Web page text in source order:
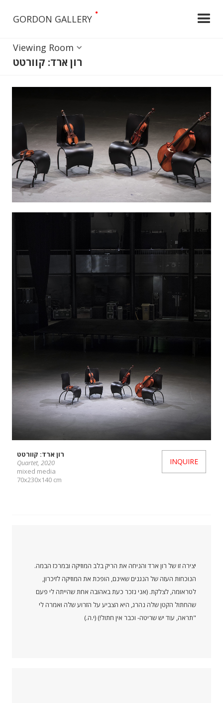
GORDON GALLERY
•
Viewing Room
רון ארד: קוורטט
רון ארד: קוורטט
Quartet, 2020
mixed media
70x230x140 cm
INQUIRE
יצירה זו של רון ארד והניחה את הריק בלב המוזיקה ובמרכז הבמה.
הנוכחות העזה של הנגנים שאינם, הופכת את המוזיקה לזיכרון,
לטראומה, לצלקת. (אני נזכר כעת באהובה אחת שהייתה לי פעם
שהחתול הקטן שלה נהרג, היא הצביע על הזרוע שלה ואמרה לי
"תראה, עוד יש שריטה- וכבר אין חתול!) (י.ה.)